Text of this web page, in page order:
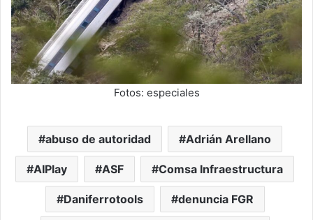
Fotos: especiales
abuso de autoridad Adrián Arellano
AIPlay ASF Comsa Infraestructura
Daniferrotools denuncia FGR